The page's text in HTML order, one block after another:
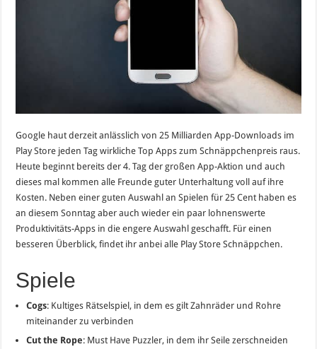
Google haut derzeit anlässlich von 25 Milliarden App-Downloads im
Play Store jeden Tag wirkliche Top Apps zum Schnäppchenpreis raus.
Heute beginnt bereits der 4. Tag der großen App-Aktion und auch
dieses mal kommen alle Freunde guter Unterhaltung voll auf ihre
Kosten. Neben einer guten Auswahl an Spielen für 25 Cent haben es
an diesem Sonntag aber auch wieder ein paar lohnenswerte
Produktivitäts-Apps in die engere Auswahl geschafft. Für einen
besseren Überblick, findet ihr anbei alle Play Store Schnäppchen.
Spiele
Cogs: Kultiges Rätselspiel, in dem es gilt Zahnräder und Rohre
miteinander zu verbinden
Cut the Rope: Must Have Puzzler, in dem ihr Seile zerschneiden